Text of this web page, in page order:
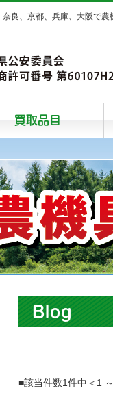
良、京都、兵庫、大阪で
買取品目
Blog
■該当件数1件中＜1